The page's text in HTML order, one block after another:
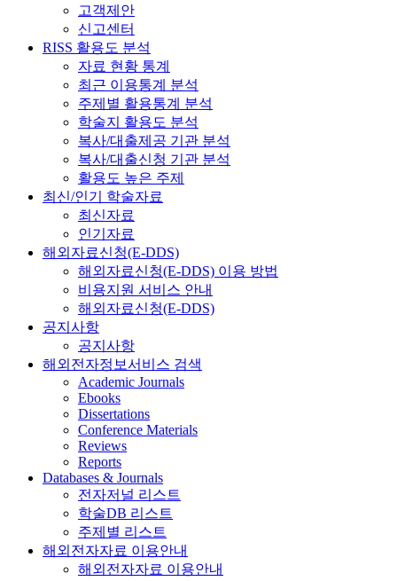
고객제안
신고센터
RISS 활용도 분석
자료 현황 통계
최근 이용통계 분석
주제별 활용통계 분석
학술지 활용도 분석
복사/대출제공 기관 분석
복사/대출신청 기관 분석
활용도 높은 주제
최신/인기 학술자료
최신자료
인기자료
해외자료신청(E-DDS)
해외자료신청(E-DDS) 이용 방법
비용지원 서비스 안내
해외자료신청(E-DDS)
공지사항
공지사항
해외전자정보서비스 검색
Academic Journals
Ebooks
Dissertations
Conference Materials
Reviews
Reports
Databases & Journals
전자저널 리스트
학술DB 리스트
주제별 리스트
해외전자자료 이용안내
해외전자자료 이용안내